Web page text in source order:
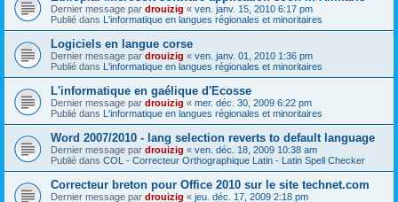
Dernier message par drouizig « ven. janv. 15, 2010 6:17 pm
Publié dans L'informatique en langues régionales et minoritaires
Logiciels en langue corse
Dernier message par drouizig « ven. janv. 01, 2010 1:36 pm
Publié dans L'informatique en langues régionales et minoritaires
L'informatique en gaélique d'Ecosse
Dernier message par drouizig « mer. déc. 30, 2009 6:22 pm
Publié dans L'informatique en langues régionales et minoritaires
Word 2007/2010 - lang selection reverts to default language
Dernier message par drouizig « ven. déc. 18, 2009 10:38 am
Publié dans COL - Correcteur Orthographique Latin - Latin Spell Checker
Correcteur breton pour Office 2010 sur le site technet.com
Dernier message par drouizig « jeu. déc. 17, 2009 2:18 pm